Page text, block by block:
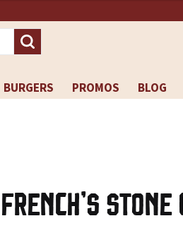
BURGERS PROMOS BLOG
French’s